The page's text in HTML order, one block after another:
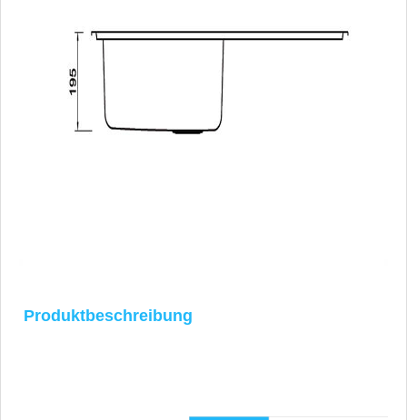
Produktbeschreibung